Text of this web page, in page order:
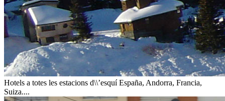
Hotels a totes les estacions d\\’esquí España, Andorra, Francia,
Suiza....